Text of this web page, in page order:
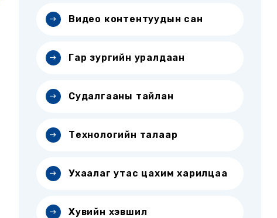
Видео контентуудын сан
Гар зургийн уралдаан
Судалгааны тайлан
Технологийн талаар
Ухаалаг утас цахим харилцаа
Хувийн хэвшил